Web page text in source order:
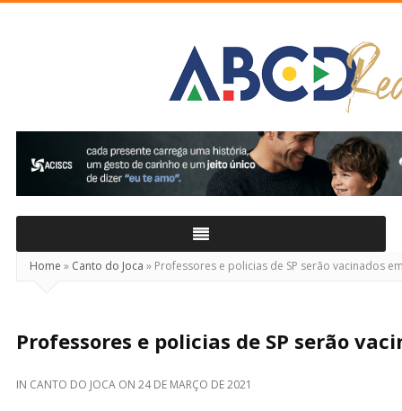
Home » Canto do Joca » Professores e policias de SP serão vacinados
Professores e policias de SP serão
IN CANTO DO JOCA ON 24 DE MARÇO DE 2021